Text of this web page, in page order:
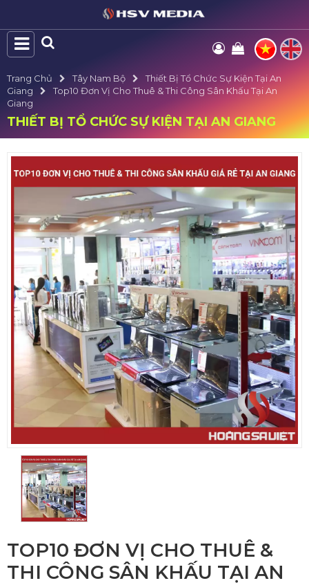
Trang Chủ Tây Nam Bộ
Thiết Bị Tổ Chức Sự Kiện Tại An
Giang
Top10 Đơn Vị Cho Thuê & Thi Công Sân Khấu Tại An
Giang
THIẾT BỊ TỔ CHỨC SỰ KIỆN TẠI AN GIANG
TOP10 ĐƠN VỊ CHO THUÊ &
THI CÔNG SÂN KHẤU TẠI AN